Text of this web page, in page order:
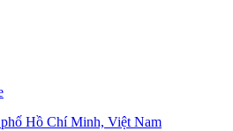
Hồ Chí Minh, Việt Nam